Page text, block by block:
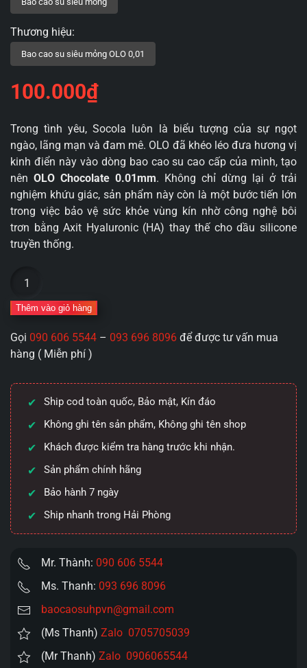
100.000₫
Trong tình yêu, Socola luôn là biểu tượng của sự ngọt
ngào, lãng mạn và đam mê. OLO đã khéo léo đưa hương vị
kinh điển này vào dòng bao cao su cao cấp của mình, tạo
nên OLO Chocolate 0.01mm. Không chỉ dừng lại ở trải
nghiệm khứu giác, sản phẩm này còn là một bước tiến lớn
trong việc bảo vệ sức khỏe vùng kín nhờ công nghệ bôi
trơn bằng Axit Hyaluronic (HA) thay thế cho dầu silicone
truyền thống.
Cao
Su
0.01mm
Siêu
Hương
Socola:
Vị
Ngọt
Ngào
Của
Tình
Yêu
&
Sự
Sóc
Tinh
Tế
lượng
Thêm vào giỏ hàng
Gọi 090 606 5544 – 093 696 8096 để được tư vấn mua
hàng ( Miễn phí )
Ship cod toàn quốc, Bảo mật, Kín đáo
Không ghi tên sản phẩm, Không ghi tên shop
Khách được kiểm tra hàng trước khi nhận.
Sản phẩm chính hãng
Bảo hành 7 ngày
Ship nhanh trong Hải Phòng
Mr. Thành: 090 606 5544
Ms. Thanh: 093 696 8096
baocaosuhpvn@gmail.com
(Ms Thanh) Zalo 0705705039
(Mr Thanh) Zalo 0906065544